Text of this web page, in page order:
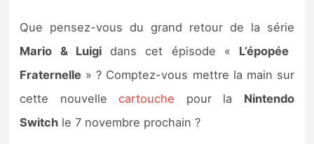
Que pensez-vous du grand retour de la série
Mario & Luigidans cet épisode « L’épopée
Fraternelle » ? Comptez-vous mettre la main sur
cette nouvellecartouche pour la Nintendo
Switch le 7 novembre prochain ?